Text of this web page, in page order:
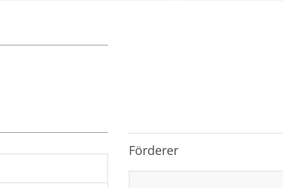
Förderer